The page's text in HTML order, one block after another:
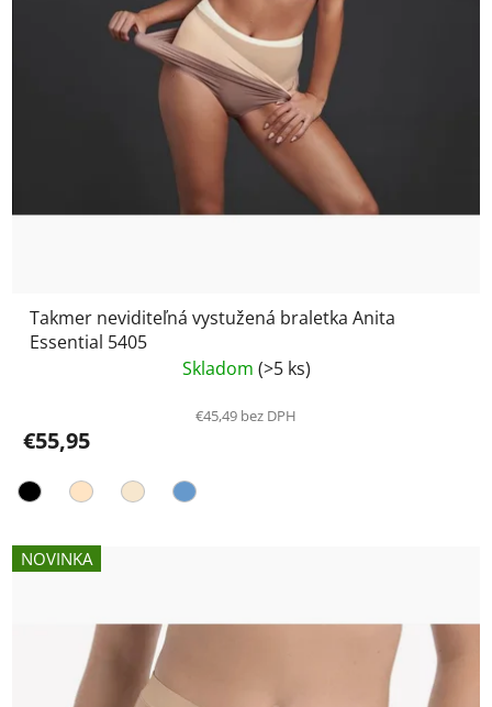
Takmer neviditeľná vystužená braletka Anita
Essential 5405
Skladom (>5 ks)
€45,49 bez DPH
€55,95
NOVINKA